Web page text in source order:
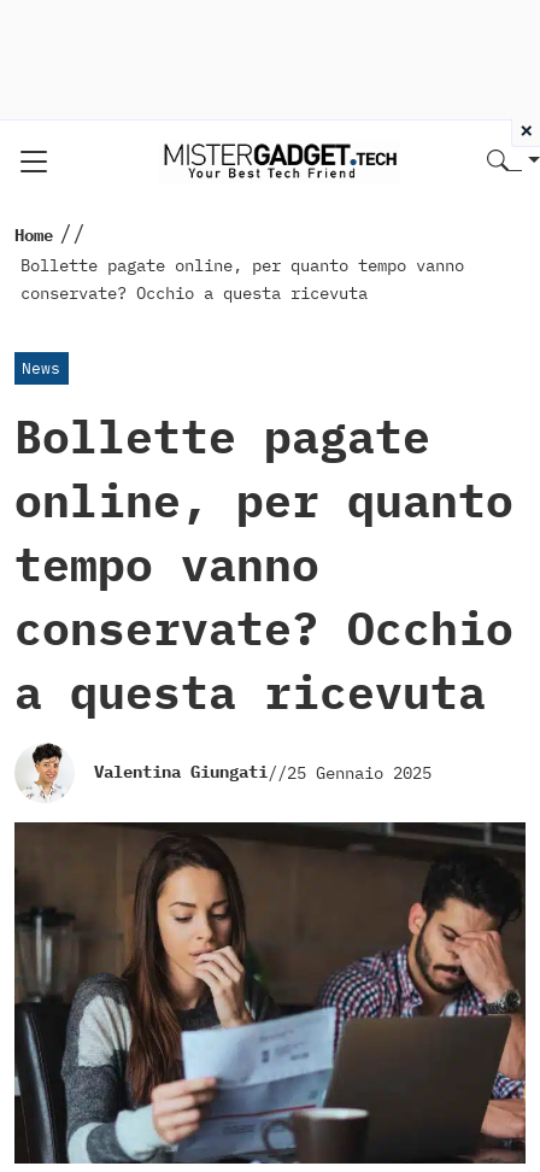
Home //
Bollette pagate online, per quanto tempo vanno
conservate? Occhio a questa ricevuta
News
Bollette pagate
online, per quanto
tempo vanno
conservate? Occhio
a questa ricevuta
Valentina Giungati//25 Gennaio 2025
×